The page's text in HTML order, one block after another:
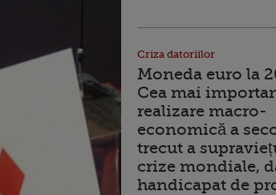
Criza datoriilor
Moneda euro la
Cea mai
realizare macro-
economică a
trecut a
crize mondiale,
handicapat de